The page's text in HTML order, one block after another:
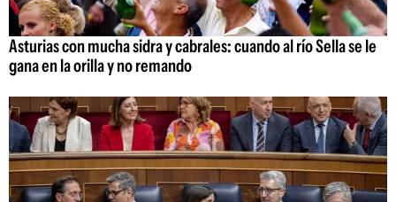
Asturias con mucha sidra y cabrales: cuando al río Sella se le
gana en la orilla y no remando